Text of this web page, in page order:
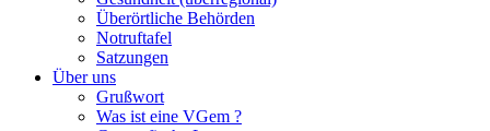
Überörtliche Behörden
Notruftafel
Satzungen
Über uns
Grußwort
Was ist eine VGem ?